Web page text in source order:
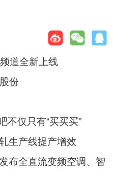
道全新上线
份
不仅只有“买买买”
生产线提产增效
布全直流变频空调、智